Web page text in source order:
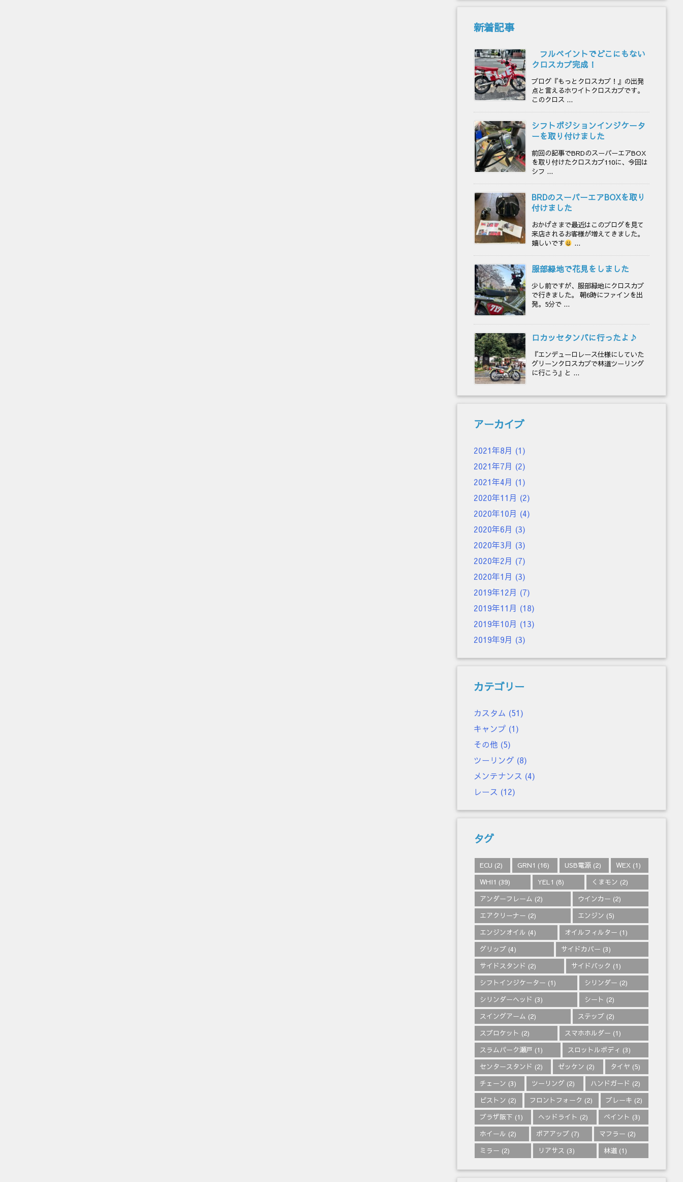
新着記事
フルペイントでどこにもない
クロスカブ完成！
ブログ『もっとクロスカブ！』の出発
点と言えるホワイトクロスカブです。
このクロス ...
シフトポジションインジケータ
ーを取り付けました
前回の記事でBRDのスーパーエアBOX
を取り付けたクロスカブ110に、今回は
シフ ...
BRDのスーパーエアBOXを取り
付けました
おかげさまで最近はこのブログを見て
来店されるお客様が増えてきました。
嬉しいです
...
服部緑地で花見をしました
少し前ですが、服部緑地にクロスカブ
で行きました。 朝6時にファインを出
発。5分で ...
ロカッセタンバに行ったよ♪
『エンデューロレース仕様にしていた
グリーンクロスカブで林道ツーリング
に行こう』と ...
アーカイブ
2021年8月 (1)
2021年7月 (2)
2021年4月 (1)
2020年11月 (2)
2020年10月 (4)
2020年6月 (3)
2020年3月 (3)
2020年2月 (7)
2020年1月 (3)
2019年12月 (7)
2019年11月 (18)
2019年10月 (13)
2019年9月 (3)
カテゴリー
カスタム (51)
キャンプ (1)
その他 (5)
ツーリング (8)
メンテナンス (4)
レース (12)
タグ
ECU (2) GRN1 (16) USB電源(2) WEX(1)
WHI1 (39) YEL1 (8) くまモン (2)
アンダーフレーム (2) ウインカー (2)
エアクリーナー (2) エンジン (5)
エンジンオイル (4) オイルフィルター (1)
グリップ (4) サイドカバー (3)
サイドスタンド (2) サイドバック (1)
シフトインジケーター (1) シリンダー (2)
シリンダーヘッド (3) シート (2)
スイングアーム (2) ステップ(2)
スプロケット (2) スマホホルダー (1)
スラムパーク瀬戸 (1) スロットルボディ (3)
センタースタンド (2) ゼッケン (2) タイヤ (5)
チェーン (3) ツーリング (2) ハンドガード (2)
ピストン (2) フロントフォーク (2) ブレーキ (2)
プラザ阪下 (1) ヘッドライト (2) ペイント (3)
ホイール (2) ボアアップ (7) マフラー (2)
ミラー (2) リアサス (3) 林道(1)